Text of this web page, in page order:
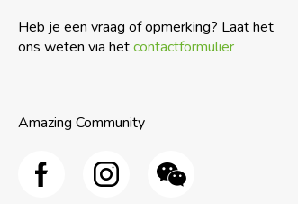
Heb je een vraag of opmerking? Laat het
ons weten via hetcontactformulier
Amazing Community